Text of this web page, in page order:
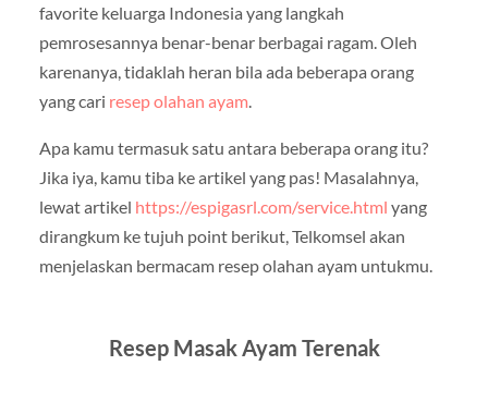
favorite keluarga Indonesia yang langkah
pemrosesannya benar-benar berbagai ragam. Oleh
karenanya, tidaklah heran bila ada beberapa orang
yang cari resep olahan ayam.
Apa kamu termasuk satu antara beberapa orang itu?
Jika iya, kamu tiba ke artikel yang pas! Masalahnya,
lewat artikel https://espigasrl.com/service.html yang
dirangkum ke tujuh point berikut, Telkomsel akan
menjelaskan bermacam resep olahan ayam untukmu.
Resep Masak Ayam Terenak